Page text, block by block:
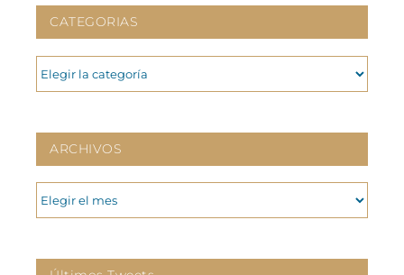
CATEGORIAS
CATEGORIAS
ARCHIVOS
ARCHIVOS